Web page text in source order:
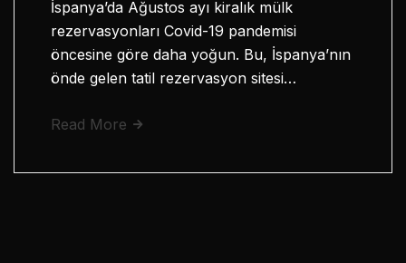
İspanya’da Ağustos ayı kiralık mülk
rezervasyonları Covid-19 pandemisi
öncesine göre daha yoğun. Bu, İspanya’nın
önde gelen tatil rezervasyon sitesi…
Read More